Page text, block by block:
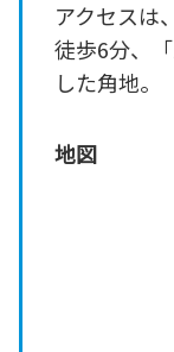
アクセスは
徒歩6分、
した角地。
地図